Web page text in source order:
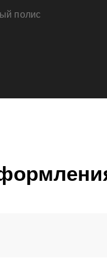
полис